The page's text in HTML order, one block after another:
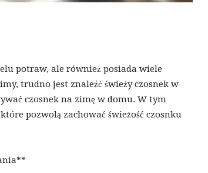
potraw, ale również posiada wiele
trudno jest znaleźć świeży czosnek w
czosnek na zimę w domu. W tym
pozwolą zachować świeżość czosnku